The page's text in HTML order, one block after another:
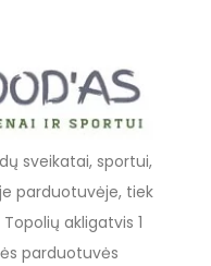
sveikatai, sportui,
parduotuvėje, tiek
Topolių akligatvis 1
parduotuvės